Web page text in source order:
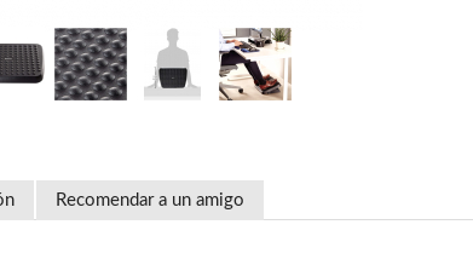
Recomendar a un amigo